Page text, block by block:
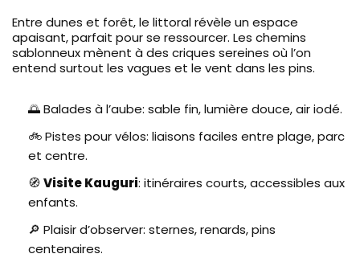
Entre dunes et forêt, le littoral révèle un espace
apaisant, parfait pour se ressourcer. Les chemins
sablonneux mènent à des criques sereines où l’on
entend surtout les vagues et le vent dans les pins.
🌅 Balades à l’aube: sable fin, lumière douce, air iodé.
🚲 Pistes pour vélos: liaisons faciles entre plage, parc
et centre.
🧭 Visite Kauguri: itinéraires courts, accessibles aux
enfants.
🔎 Plaisir d’observer: sternes, renards, pins
centenaires.